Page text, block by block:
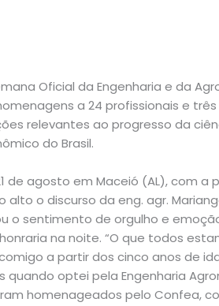
Oficial da Engenharia e da
a 24 profissionais e
relevantes ao progresso da
do Brasil.
de agosto em Maceió (AL), com a
o discurso da eng. agr.
o sentimento de orgulho e
na noite. “O que todos
a partir dos cinco anos de
quando optei pela Engenharia
homenageados pelo Confea,